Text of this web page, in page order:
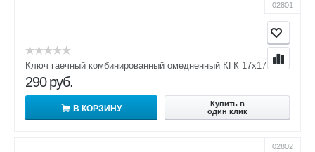
02801
Ключ гаечный комбинированный омедненный КГК 17х17
290 руб.
В КОРЗИНУ
Купить в
один клик
02802